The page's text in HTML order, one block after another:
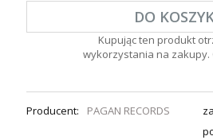
DO
Kupując ten produkt
wykorzystania na
Producent: PAGAN RECORDS